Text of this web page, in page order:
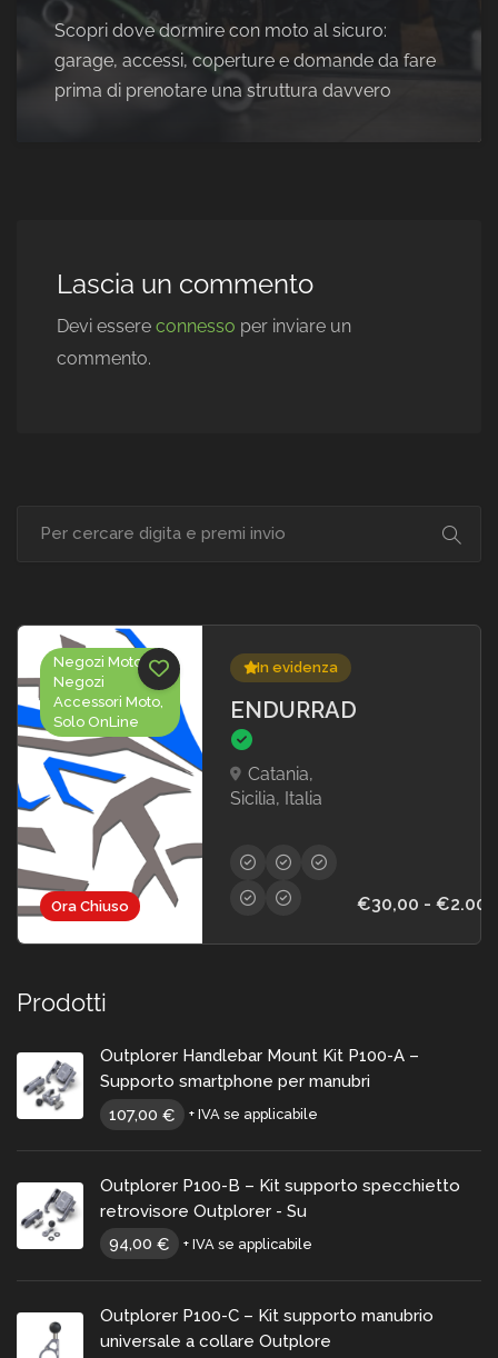
Scopri dove dormire con moto al sicuro:
garage, accessi, coperture e domande da fare
prima di prenotare una struttura davvero
Lascia un commento
Devi essere connesso per inviare un
commento.
Ora Chiuso
Negozi Moto,
Negozi
Accessori Moto,
Solo OnLine
In evidenza
ENDURRAD
Catania,
Sicilia, Italia
€30,00 -
Prodotti
Outplorer Handlebar Mount Kit P100-A –
Supporto smartphone per manubri
107,00 € + IVA se applicabile
Outplorer P100-B – Kit supporto specchietto
retrovisore Outplorer - Su
94,00 € + IVA se applicabile
Outplorer P100-C – Kit supporto manubrio
universale a collare Outplore